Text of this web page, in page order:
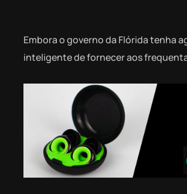
Embora o governo da Flórida tenha
inteligente de fornecer aos